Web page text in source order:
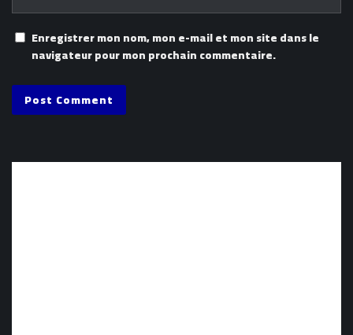
Enregistrer mon nom, mon e-mail et mon site dans le
navigateur pour mon prochain commentaire.